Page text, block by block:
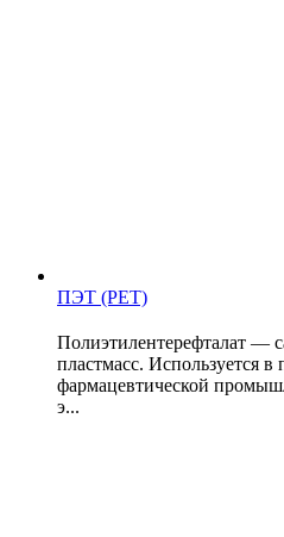
ПЭТ (PET)
Полиэтилентерефталат —
пластмасс. Используется
фармацевтической
э...